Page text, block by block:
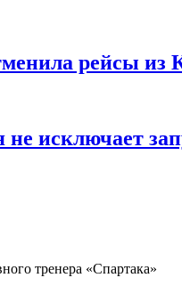
рейсы из
исключает
тренера «Спартака»